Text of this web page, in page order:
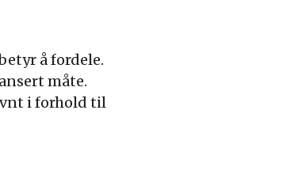
å fordele.
måte.
i forhold til